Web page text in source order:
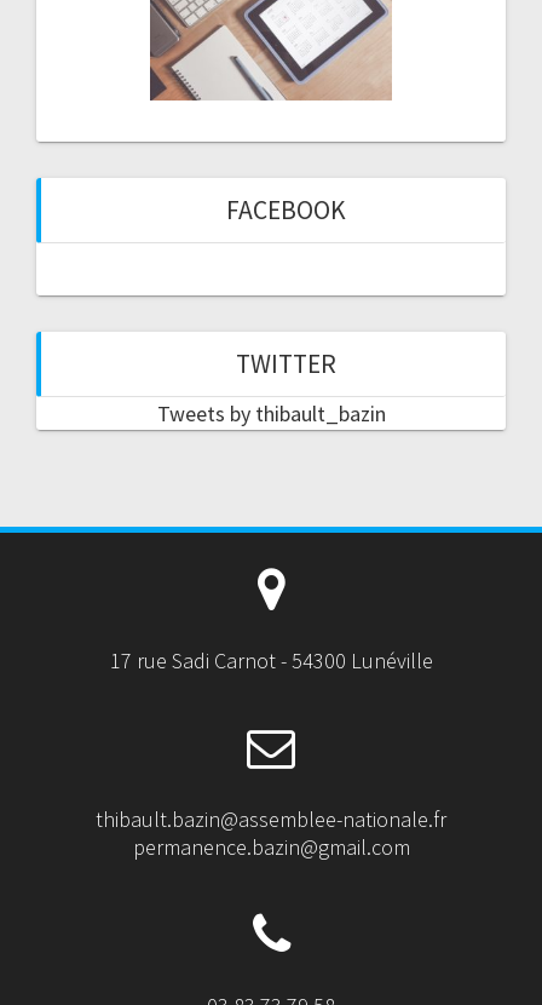
FACEBOOK
TWITTER
Tweets by thibault_bazin
17 rue Sadi Carnot - 54300 Lunéville
thibault.bazin@assemblee-nationale.fr
permanence.bazin@gmail.com